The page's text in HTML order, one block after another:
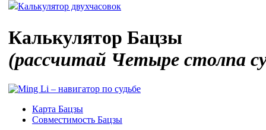
Калькулятор двухчасовок
Калькулятор Бацзы
(рассчитай Четыре столпа
Карта Бацзы
Совместимость Бацзы